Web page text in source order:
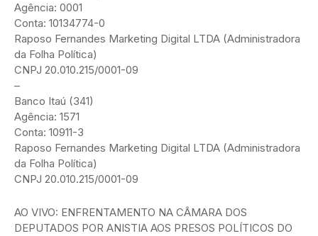
Agência: 0001
Conta: 10134774-0
Raposo Fernandes Marketing Digital LTDA (Administradora
da Folha Política)
CNPJ 20.010.215/0001-09
–
Banco Itaú (341)
Agência: 1571
Conta: 10911-3
Raposo Fernandes Marketing Digital LTDA (Administradora
da Folha Política)
CNPJ 20.010.215/0001-09
AO VIVO: ENFRENTAMENTO NA CÂMARA DOS
DEPUTADOS POR ANISTIA AOS PRESOS POLÍTICOS DO